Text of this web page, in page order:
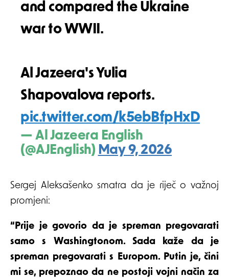
and compared the Ukraine
war to WWII.
Al Jazeera's Yulia
Shapovalova reports.
pic.twitter.com/k5ebBfpHxD
— Al Jazeera English
(@AJEnglish) May 9, 2026
Sergej Aleksašenko smatra da je riječ o važnoj
promjeni:
“Prije je govorio da je spreman pregovarati
samo s Washingtonom. Sada kaže da je
spreman pregovarati s Europom. Putin je, čini
mi se, prepoznao da ne postoji vojni način za